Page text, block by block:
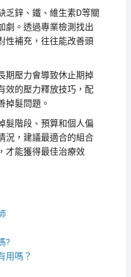
乏鋅、鐵、維生素D等關
劇。透過專業檢測找出
性補充，往往能改善頭
期壓力會導致休止期掉
效的壓力釋放技巧，配
掉髮問題。
髮階段、預算和個人偏
況，建議最適合的組合
才能獲得最佳治療效
?
用嗎？